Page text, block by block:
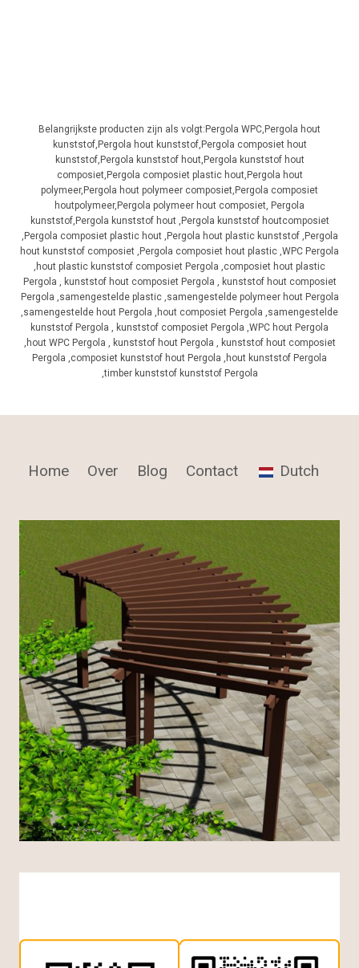
Belangrijkste producten zijn als volgt:Pergola WPC,Pergola hout
kunststof,Pergola hout kunststof,Pergola composiet hout
kunststof,Pergola kunststof hout,Pergola kunststof hout
composiet,Pergola composiet plastic hout,Pergola hout
polymeer,Pergola hout polymeer composiet,Pergola composiet
houtpolymeer,Pergola polymeer hout composiet, Pergola
kunststof,Pergola kunststof hout ,Pergola kunststof houtcomposiet
,Pergola composiet plastic hout ,Pergola hout plastic kunststof ,Pergola
hout kunststof composiet ,Pergola composiet hout plastic ,WPC Pergola
,hout plastic kunststof composiet Pergola ,composiet hout plastic
Pergola , kunststof hout composiet Pergola , kunststof hout composiet
Pergola ,samengestelde plastic ,samengestelde polymeer hout Pergola
,samengestelde hout Pergola ,hout composiet Pergola ,samengestelde
kunststof Pergola , kunststof composiet Pergola ,WPC hout Pergola
,hout WPC Pergola , kunststof hout Pergola , kunststof hout composiet
Pergola ,composiet kunststof hout Pergola ,hout kunststof Pergola
,timber kunststof kunststof Pergola
Home Over Blog Contact Dutch
Indonesian